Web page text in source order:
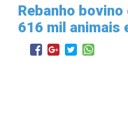
Rebanho
616 mil animais